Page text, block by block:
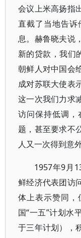
会议上米高扬指
直截了当地告
息。赫鲁晓夫说
新的贷款，我们
朝鲜人对中国会
成对苏联大使表
这一次我们力求
访问保持低调
题，甚至要求不
人又一次得到意
1957年9月
鲜经济代表团访
体上表示赞同，
国“一五”计划水
于三年计划），